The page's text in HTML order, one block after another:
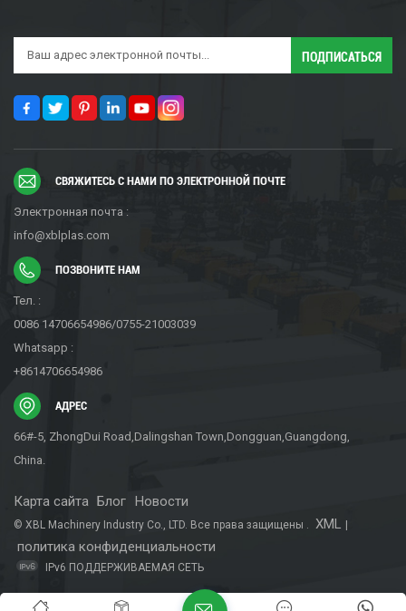
СВЯЖИТЕСЬ С НАМИ ПО ЭЛЕКТРОННОЙ ПОЧТЕ
Электронная почта :
info@xblplas.com
ПОЗВОНИТЕ НАМ
Тел. :
0086 14706654986/0755-21003039
Whatsapp :
+8614706654986
АДРЕС
66#-5, ZhongDui Road,Dalingshan Town,Dongguan,Guangdong,
China.
Карта сайта Блог Новости
© XBL Machinery Industry Co., LTD. Все права защищены . XML |
политика конфиденциальности
IPv6 ПОДДЕРЖИВАЕМАЯ СЕТЬ